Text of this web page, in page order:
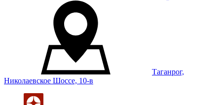
Таганрог,
Николаевское Шоссе, 10-в